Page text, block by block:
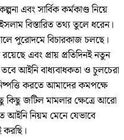
এবং সার্বিক কর্মকাণ্ড নিয়ে
বিস্তারিত তথ্য তুলে ধরেন।
পুরোদমে বিচারকাজ চলছে।
এবং প্রায় প্রতিদিনই নতুন
আইনি বাধ্যবাধকতা ও চুলচেরা
করতে আমাদের কমপক্ষে
কিছু জটিল মামলার ক্ষেত্রে আরো
আইনি নিয়ম মেনে যেভাবে
করছি।